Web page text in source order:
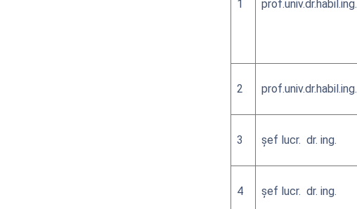
1 prof.univ.dr.habil.ing.
2 prof.univ.dr.habil.ing.
3 şef lucr. dr. ing.
4 şef lucr. dr. ing.